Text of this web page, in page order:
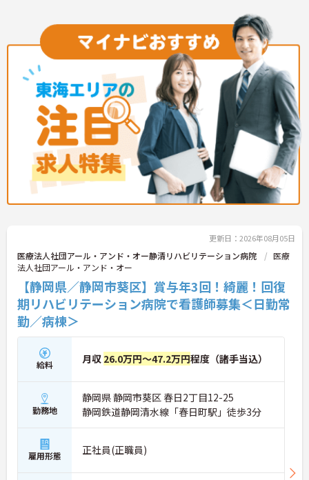
キャリア形成が可能です
更新日：2026年08月05日
医療法人社団アール・アンド・オー静清リハビリテーション病院
医療
法人社団アール・アンド・オー
【静岡県／静岡市葵区】賞与年3回！綺麗！回復
期リハビリテーション病院で看護師募集＜日勤常
勤／病棟＞
給料 月収 26.0万円～47.2万円程度（諸手当込）
勤務地
静岡県 静岡市葵区 春日2丁目12-25
静岡鉄道静岡清水線「春日町駅」徒歩3分
雇用形態 正社員(正職員)